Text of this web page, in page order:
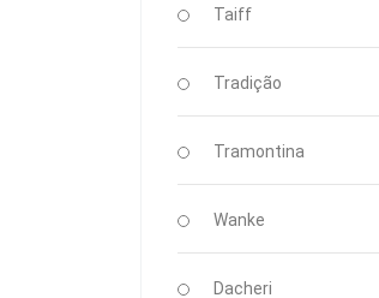
Taiff
Tradição
Tramontina
Wanke
Dacheri